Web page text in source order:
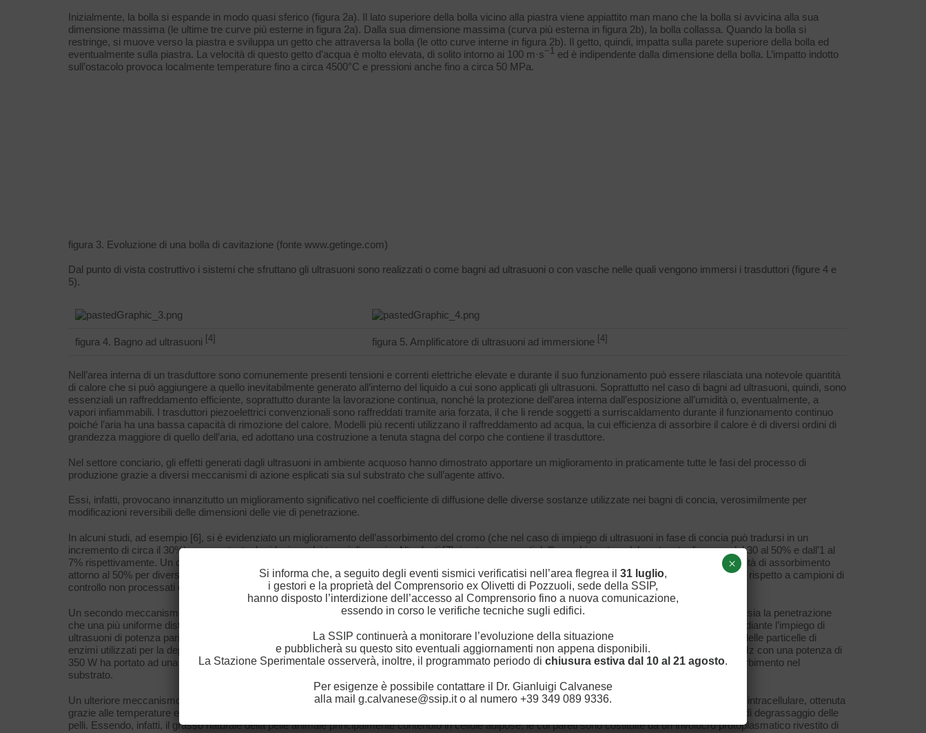
Inizialmente, la bolla si espande in modo quasi sferico (figura 2a). Il lato superiore della bolla vicino alla piastra viene appiattito man mano che la bolla si avvicina alla sua
dimensione massima (le ultime tre curve più esterne in figura 2a). Dalla sua dimensione massima (curva più esterna in figura 2b), la bolla collassa. Quando la bolla si
restringe, si muove verso la piastra e sviluppa un getto che attraversa la bolla (le otto curve interne in figura 2b). Il getto, quindi, impatta sulla parete superiore della bolla ed
eventualmente sulla piastra. La velocità di questo getto d’acqua è molto elevata, di solito intorno ai 100 m·s−1 ed è indipendente dalla dimensione della bolla. L’impatto indotto
sull’ostacolo provoca localmente temperature fino a circa 4500°C e pressioni anche fino a circa 50 MPa.
figura 3. Evoluzione di una bolla di cavitazione (fonte www.getinge.com)
Dal punto di vista costruttivo i sistemi che sfruttano gli ultrasuoni sono realizzati o come bagni ad ultrasuoni o con vasche nelle quali vengono immersi i trasduttori (figure 4 e
5).
figura 4. Bagno ad ultrasuoni [4] figura 5. Amplificatore di ultrasuoni ad immersione [4]
Nell’area interna di un trasduttore sono comunemente presenti tensioni e correnti elettriche elevate e durante il suo funzionamento può essere rilasciata una notevole quantità
di calore che si può aggiungere a quello inevitabilmente generato all’interno del liquido a cui sono applicati gli ultrasuoni. Soprattutto nel caso di bagni ad ultrasuoni, quindi, sono
essenziali un raffreddamento efficiente, soprattutto durante la lavorazione continua, nonché la protezione dell’area interna dall’esposizione all’umidità o, eventualmente, a
vapori infiammabili. I trasduttori piezoelettrici convenzionali sono raffreddati tramite aria forzata, il che li rende soggetti a surriscaldamento durante il funzionamento continuo
poiché l’aria ha una bassa capacità di rimozione del calore. Modelli più recenti utilizzano il raffreddamento ad acqua, la cui efficienza di assorbire il calore è di diversi ordini di
grandezza maggiore di quello dell’aria, ed adottano una costruzione a tenuta stagna del corpo che contiene il trasduttore.
Nel settore conciario, gli effetti generati dagli ultrasuoni in ambiente acquoso hanno dimostrato apportare un miglioramento in praticamente tutte le fasi del processo di
produzione grazie a diversi meccanismi di azione esplicati sia sul substrato che sull’agente attivo.
Essi, infatti, provocano innanzitutto un miglioramento significativo nel coefficiente di diffusione delle diverse sostanze utilizzate nei bagni di concia, verosimilmente per
modificazioni reversibili delle dimensioni delle vie di penetrazione.
In alcuni studi, ad esempio [6], si è evidenziato un miglioramento dell’assorbimento del cromo (che nel caso di impiego di ultrasuoni in fase di concia può tradursi in un
incremento di circa il 30%), con contestuale riduzione dei tempi di concia. Altre fonti [7] riportano aumenti dell’assorbimento e del contenuto di cromo dal 30 al 50% e dall’1 al
7% rispettivamente. Un comportamento analogo è riportato [9] nel caso del processo di tintura della pelle. In tale studio si evidenzia un aumento di velocità di assorbimento
attorno al 50% per diverse tipologie di coloranti, dosati al 4%, oltre che un miglioramento della uniformità di distribuzione in sezione e di solidità del colore rispetto a campioni di
controllo non processati con l’ausilio di ultrasuoni. Tutto ciò senza variazioni apprezzabili delle caratteristiche meccaniche esibite.
Un secondo meccanismo di azione si può riscontrare nella riduzione della granulometria di alcuni prodotti usati nel processo, che ne potrebbero favorire sia la penetrazione
che una più uniforme distribuzione, anche in maniera sinergica con la dilatazione meccanica esercitata sulle vie di assorbimento. In [9], ad esempio, mediante l’impiego di
ultrasuoni di potenza pari ad 80 W per 4 ore, applicati alle sospensioni acquose delle diverse sostanze, sono riportati riduzioni del 90% nelle dimensioni delle particelle di
enzimi utilizzati per la depilazione, del 99% delle particelle di calce, e dell’80% nel caso di sintani. In [10], poi, è riportato che l’utilizzo di ultrasuoni a 40 kHz con una potenza di
350 W ha portato ad una riduzione del 22% della dimensione media delle micelle dell’emulsione di un ingrassante con un aumento del 22% del suo assorbimento nel
substrato.
Un ulteriore meccanismo di azione degli ultrasuoni è quello che genera la sonolisi, cioè la distruzione delle membrane cellulari e l’estrazione di materiale intracellulare, ottenuta
grazie alle temperature e pressioni localizzate generate dalle bolle di cavitazione. Questo effetto può essere utilizzato nei casi in cui è prevista una fase di degrassaggio delle
pelli. Essendo, infatti, il grasso naturale della pelle animale principalmente contenuto in cellule adipose, le cui pareti sono costituite da un involucro protoplasmatico rivestito di
Si informa che, a seguito degli eventi sismici verificatisi nell’area flegrea il 31 luglio,
i gestori e la proprietà del Comprensorio ex Olivetti di Pozzuoli, sede della SSIP,
hanno disposto l’interdizione dell’accesso al Comprensorio fino a nuova comunicazione,
essendo in corso le verifiche tecniche sugli edifici.
La SSIP continuerà a monitorare l’evoluzione della situazione
e pubblicherà su questo sito eventuali aggiornamenti non appena disponibili.
La Stazione Sperimentale osserverà, inoltre, il programmato periodo di chiusura estiva dal 10 al 21 agosto.
Per esigenze è possibile contattare il Dr. Gianluigi Calvanese
alla mail g.calvanese@ssip.it o al numero +39 349 089 9336.
×